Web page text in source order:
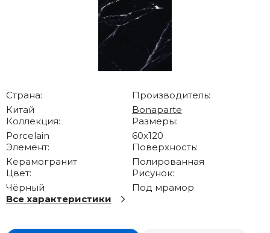
Страна:
Китай
Производитель:
Bonaparte
Коллекция:
Porcelain
Размеры:
60x120
Элемент:
Керамогранит
Поверхность:
Полированная
Цвет:
Чёрный
Рисунок:
Под мрамор
Все характеристики